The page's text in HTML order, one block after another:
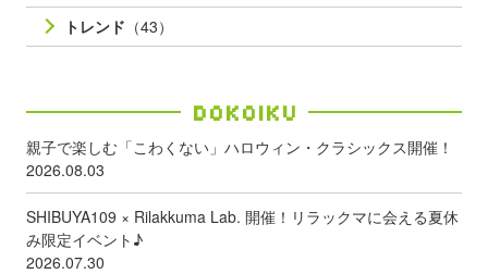
トレンド （43）
Dokoiku
親子で楽しむ「こわくない」ハロウィン・クラシックス開催！
2026.08.03
SHIBUYA109 × Rilakkuma Lab. 開催！リラックマに会える夏休
み限定イベント♪
2026.07.30